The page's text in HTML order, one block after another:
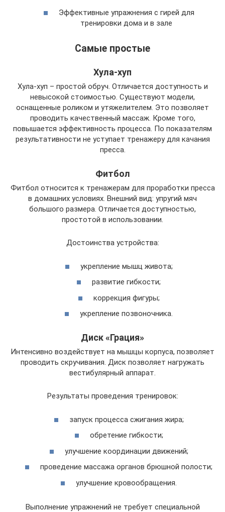
Эффективные упражнения с гирей для
тренировки дома и в зале
Самые простые
Хула-хуп
Хула-хуп – простой обруч. Отличается доступность и
невысокой стоимостью. Существуют модели,
оснащенные роликом и утяжелителем. Это позволяет
проводить качественный массаж. Кроме того,
повышается эффективность процесса. По показателям
результативности не уступает тренажеру для качания
пресса.
Фитбол
Фитбол относится к тренажерам для проработки пресса
в домашних условиях. Внешний вид: упругий мяч
большого размера. Отличается доступностью,
простотой в использовании.
Достоинства устройства:
укрепление мышц живота;
развитие гибкости;
коррекция фигуры;
укрепление позвоночника.
Диск «Грация»
Интенсивно воздействует на мышцы корпуса, позволяет
проводить скручивания. Диск позволяет нагружать
вестибулярный аппарат.
Результаты проведения тренировок:
запуск процесса сжигания жира;
обретение гибкости;
улучшение координации движений;
проведение массажа органов брюшной полости;
улучшение кровообращения.
Выполнение упражнений не требует специальной